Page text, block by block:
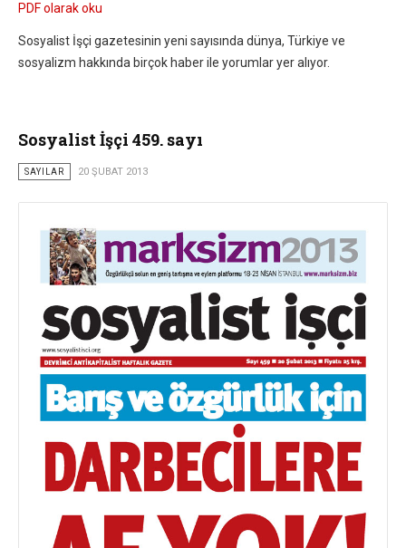
PDF olarak oku
Sosyalist İşçi gazetesinin yeni sayısında dünya, Türkiye ve
sosyalizm hakkında birçok haber ile yorumlar yer alıyor.
Sosyalist İşçi 459. sayı
SAYILAR 20 ŞUBAT 2013